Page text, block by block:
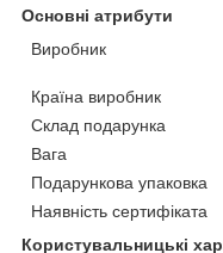
Основні атрибути
Виробник
Країна виробник
Склад подарунка
Вага
Подарункова упаковка
Наявність сертифіката
Користувальницькі